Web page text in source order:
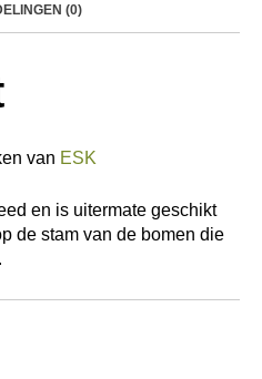
(0)
van ESK
en is uitermate geschikt
de stam van de bomen die